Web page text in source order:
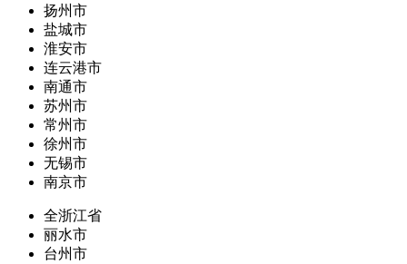
扬州市
盐城市
淮安市
连云港市
南通市
苏州市
常州市
徐州市
无锡市
南京市
全浙江省
丽水市
台州市